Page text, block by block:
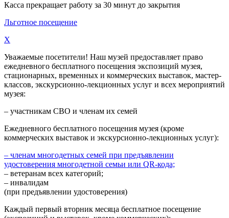
Касса прекращает работу за 30 минут до закрытия
Льготное посещение
X
Уважаемые посетители! Наш музей предоставляет право
ежедневного бесплатного посещения экспозиций музея,
стационарных, временных и коммерческих выставок, мастер-
классов, экскурсионно-лекционных услуг и всех мероприятий
музея:
– участникам СВО и членам их семей
Ежедневного бесплатного посещения музея (кроме
коммерческих выставок и экскурсионно-лекционных услуг):
– членам многодетных семей при предъявлении
удостоверения многодетной семьи или QR-кода;
– ветеранам всех категорий;
– инвалидам
(при предъявлении удостоверения)
Каждый первый вторник месяца бесплатное посещение